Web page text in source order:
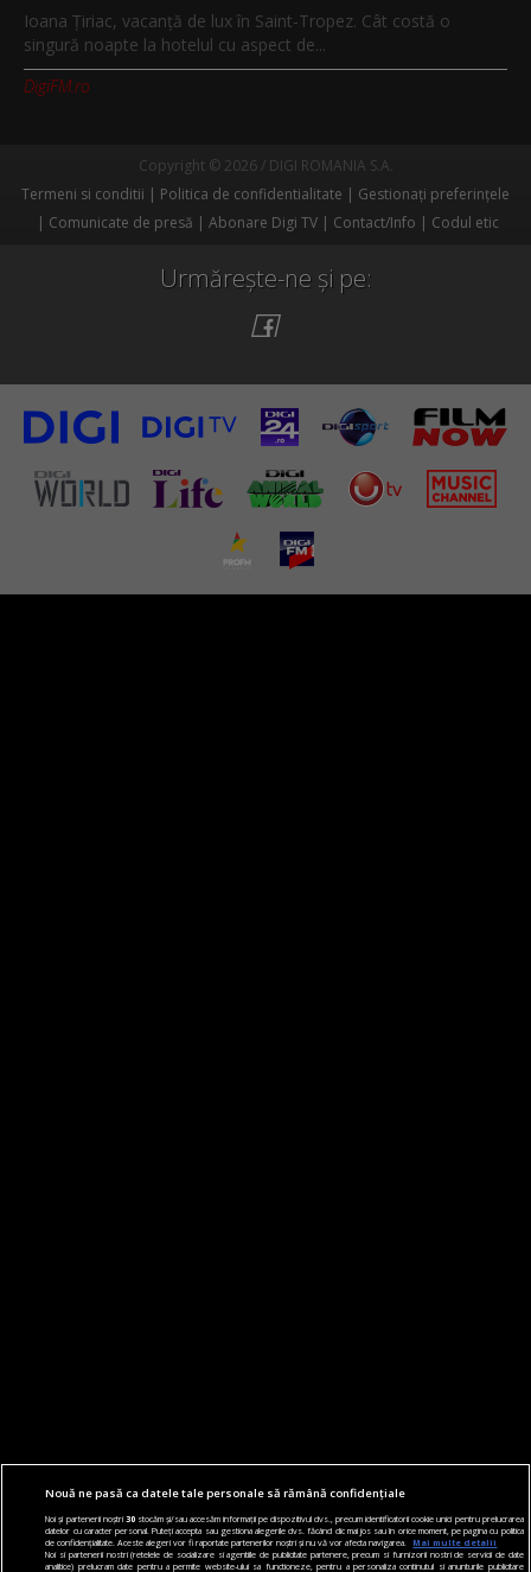
Ioana Țiriac, vacanță de lux în Saint-Tropez. Cât costă o
singură noapte la hotelul cu aspect de...
DigiFM.ro
Copyright © 2026 / DIGI ROMANIA S.A.
Termeni si conditii
Politica de confidentialitate
Gestionați preferințele
Comunicate de presă
Abonare Digi TV Contact/Info Codul etic
Urmărește-ne și pe:
Nouă ne pasă ca datele tale personale să rămână confidențiale
Noi și partenerii noștri30stocăm și/sau accesăm informații pe dispozitivul dvs., precum identificatorii cookie unici pentru prelucrarea
datelor cu caracter personal. Puteți accepta sau gestiona alegerile dvs. făcând clic mai jos sau în orice moment, pe pagina cu politica
de confidențialitate. Aceste alegeri vor fi raportate partenerilor noștri și nu vă vor afecta navigarea.
Mai multe detalii
Noi si partenerii nostri (retelele de socializare si agentiile de publicitate partenere, precum si furnizorii nostri de servicii de date
analitice) prelucram date pentru a permite website-ului sa functioneze, pentru a personaliza continutul si anunturile publicitare